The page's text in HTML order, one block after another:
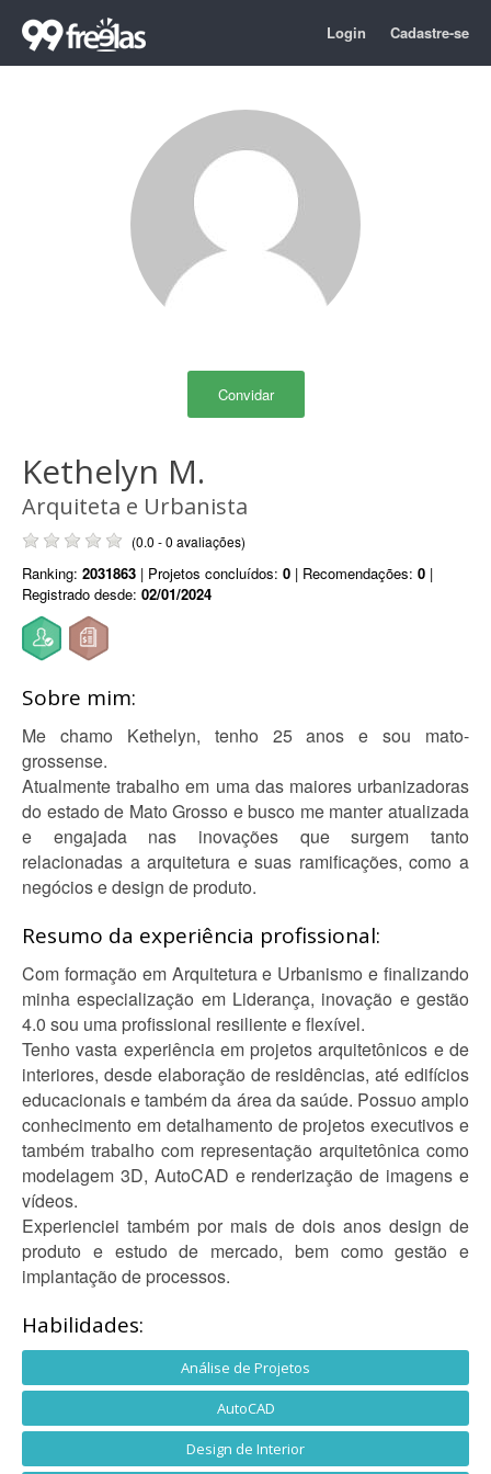
Login Cadastre-se
Convidar
Kethelyn M.
Arquiteta e Urbanista
(0.0 - 0 avaliações)
Ranking: 2031863 | Projetos concluídos: 0 | Recomendações: 0 |
Registrado desde: 02/01/2024
Sobre mim:
Me chamo Kethelyn, tenho 25 anos e sou mato-
grossense.
Atualmente trabalho em uma das maiores urbanizadoras
do estado de Mato Grosso e busco me manter atualizada
e engajada nas inovações que surgem tanto
relacionadas a arquitetura e suas ramificações, como a
negócios e design de produto.
Resumo da experiência profissional:
Com formação em Arquitetura e Urbanismo e finalizando
minha especialização em Liderança, inovação e gestão
4.0 sou uma profissional resiliente e flexível.
Tenho vasta experiência em projetos arquitetônicos e de
interiores, desde elaboração de residências, até edifícios
educacionais e também da área da saúde. Possuo amplo
conhecimento em detalhamento de projetos executivos e
também trabalho com representação arquitetônica como
modelagem 3D, AutoCAD e renderização de imagens e
vídeos.
Experienciei também por mais de dois anos design de
produto e estudo de mercado, bem como gestão e
implantação de processos.
Habilidades:
Análise de Projetos
AutoCAD
Design de Interior